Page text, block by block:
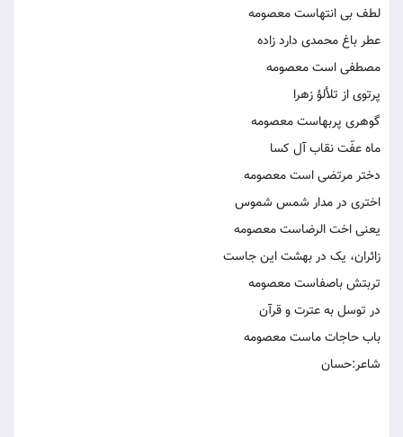
لطف بی انتهاست معصومه
عطر باغ محمدی دارد زاده
مصطفی است معصومه
پرتوی از تلألؤ زهرا
گوهری پربهاست معصومه
ماه عفّت نقاب آل کسا
دختر مرتضی است معصومه
اختری در مدار شمس شموس
یعنی اخت الرضاست معصومه
زائران، یک در بهشت این جاست
تربتش باصفاست معصومه
در توسل به عترت و قرآن
باب حاجات ماست معصومه
شاعر:حسان